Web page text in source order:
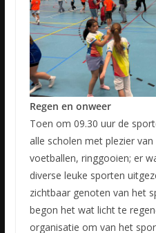
Regen en onweer
Toen om 09.30 uur de
alle scholen met plezier
voetballen, ringgooien; er
diverse leuke sporten
zichtbaar genoten van het
begon het wat licht te
organisatie om van het